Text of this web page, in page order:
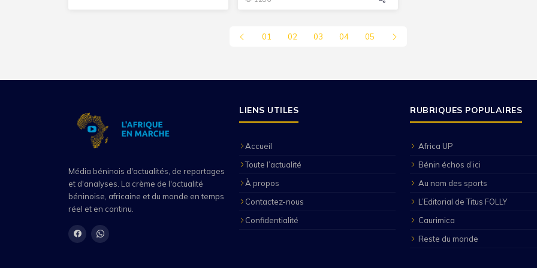
01 02 03 04 05
Média béninois d'actualités, de reportages
et d'analyses. La crème de l'actualité
béninoise, africaine et du monde en temps
réel et en continu.
LIENS UTILES
Accueil
Toute l’actualité
À propos
Contactez-nous
Confidentialité
RUBRIQUES POPULAIRES
Africa UP
Bénin échos d’ici
Au nom des sports
L’Editorial de Titus FOLLY
Caurimica
Reste du monde